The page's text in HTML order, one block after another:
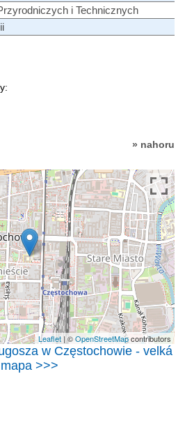
i Technicznych
» nahoru
Leaflet | ©OpenStreetMapcontributors
w Częstochowie - velká
mapa >>>